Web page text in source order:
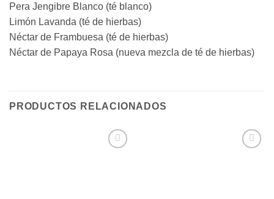
Pera Jengibre Blanco (té blanco)
Limón Lavanda (té de hierbas)
Néctar de Frambuesa (té de hierbas)
Néctar de Papaya Rosa (nueva mezcla de té de hierbas)
PRODUCTOS RELACIONADOS